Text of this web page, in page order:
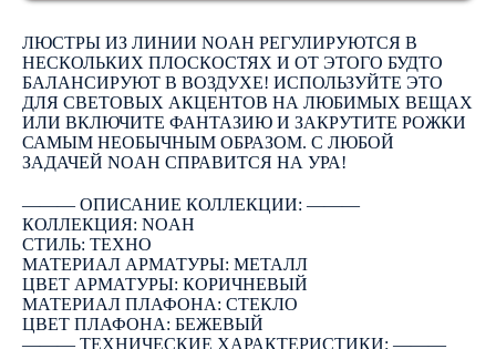
ЛЮСТРЫ ИЗ ЛИНИИ NOAH РЕГУЛИРУЮТСЯ В
НЕСКОЛЬКИХ ПЛОСКОСТЯХ И ОТ ЭТОГО БУДТО
БАЛАНСИРУЮТ В ВОЗДУХЕ! ИСПОЛЬЗУЙТЕ ЭТО
ДЛЯ СВЕТОВЫХ АКЦЕНТОВ НА ЛЮБИМЫХ ВЕЩАХ
ИЛИ ВКЛЮЧИТЕ ФАНТАЗИЮ И ЗАКРУТИТЕ РОЖКИ
САМЫМ НЕОБЫЧНЫМ ОБРАЗОМ. С ЛЮБОЙ
ЗАДАЧЕЙ NOAH СПРАВИТСЯ НА УРА!
――― ОПИСАНИЕ КОЛЛЕКЦИИ: ―――
КОЛЛЕКЦИЯ: NOAH
СТИЛЬ: ТЕХНО
МАТЕРИАЛ АРМАТУРЫ: МЕТАЛЛ
ЦВЕТ АРМАТУРЫ: КОРИЧНЕВЫЙ
МАТЕРИАЛ ПЛАФОНА: СТЕКЛО
ЦВЕТ ПЛАФОНА: БЕЖЕВЫЙ
――― ТЕХНИЧЕСКИЕ ХАРАКТЕРИСТИКИ: ―――